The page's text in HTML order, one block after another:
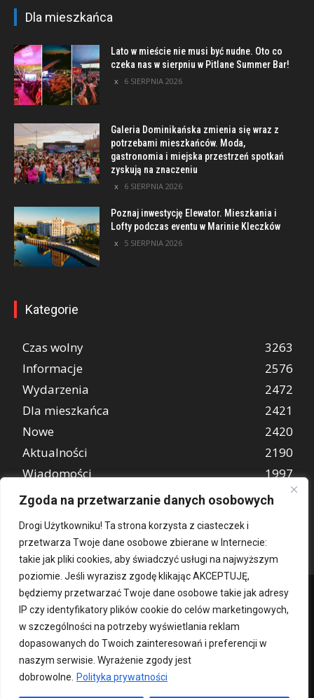
Zgoda na przetwarzanie danych osobowych
Drogi Użytkowniku! Ta strona korzysta z ciasteczek i
przetwarza Twoje dane osobowe zbierane w Internecie:
takie jak pliki cookies, aby świadczyć usługi na najwyższym
poziomie. Jeśli wyrazisz zgodę klikając AKCEPTUJĘ,
będziemy przetwarzać Twoje dane osobowe takie jak adresy
IP czy identyfikatory plików cookie do celów marketingowych,
w szczególności na potrzeby wyświetlania reklam
dopasowanych do Twoich zainteresowań i preferencji w
naszym serwisie. Wyrażenie zgody jest
dobrowolne.
Polityka prywatności
Dla mieszkańca
Lato w mieście nie musi być nudne. Oto co
czeka nas w sierpniu w Pitlane Summer Bar!
6 SIERPNIA 2026
Galeria Dominikańska zmienia się wraz z
potrzebami mieszkańców. Moda,
gastronomia i miejska przestrzeń spotkań
zyskują na znaczeniu
6 SIERPNIA 2026
Poznaj inwestycję Elewator. Mieszkania i
Lofty podczas eventu w Marinie Kleczków
5 SIERPNIA 2026
Kategorie
Czas wolny
3263
Informacje
2576
Wydarzenia
2472
Dla mieszkańca
2421
Nowe
2420
Aktualności
2190
Wiadomości
1997
REKLAMA
849
Kontakt O nas Patronat medialny